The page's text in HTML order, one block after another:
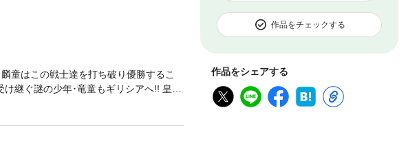
作品をチェックする
作品をシェアする
童はこの戦士達を打ち破り優勝するこ
継ぐ謎の少年･竜童もギリシアへ!! 皇帝